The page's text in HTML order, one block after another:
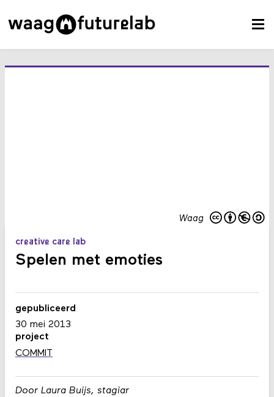
Waag
creative care lab
Spelen met emoties
Door Laura Buijs, stagiar
gepubliceerd
30 mei 2013
project
COMMIT